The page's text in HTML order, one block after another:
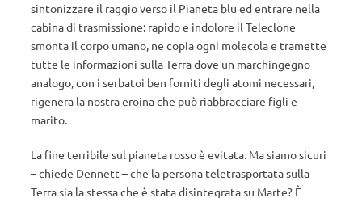
sintonizzare il raggio verso il Pianeta blu ed entrare nella
cabina di trasmissione: rapido e indolore il Teleclone
smonta il corpo umano, ne copia ogni molecola e tramette
tutte le informazioni sulla Terra dove un marchingegno
analogo, con i serbatoi ben forniti degli atomi necessari,
rigenera la nostra eroina che può riabbracciare figli e
marito.
La fine terribile sul pianeta rosso è evitata. Ma siamo sicuri
– chiede Dennett – che la persona teletrasportata sulla
Terra sia la stessa che è stata disintegrata su Marte? È